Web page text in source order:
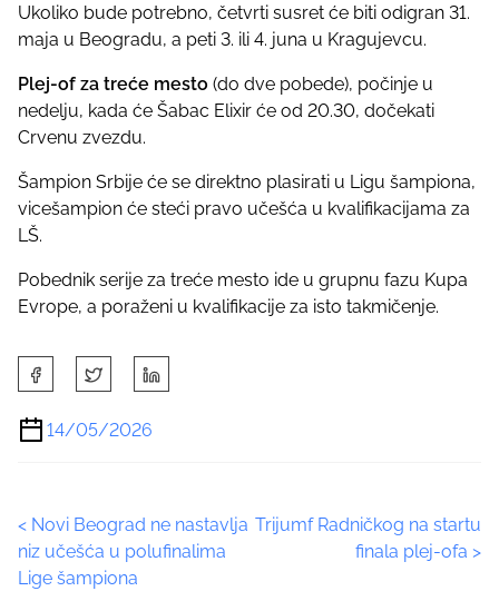
Ukoliko bude potrebno, četvrti susret će biti odigran 31.
maja u Beogradu, a peti 3. ili 4. juna u Kragujevcu.
Plej-of za treće mesto (do dve pobede), počinje u
nedelju, kada će Šabac Elixir će od 20.30, dočekati
Crvenu zvezdu.
Šampion Srbije će se direktno plasirati u Ligu šampiona,
vicešampion će steći pravo učešća u kvalifikacijama za
LŠ.
Pobednik serije za treće mesto ide u grupnu fazu Kupa
Evrope, a poraženi u kvalifikacije za isto takmičenje.
h
a
r
h
i
s
14/05/2026
P
o
< Novi Beograd ne nastavlja
niz učešća u polufinalima
Lige šampiona
Trijumf Radničkog na startu
finala plej-ofa >